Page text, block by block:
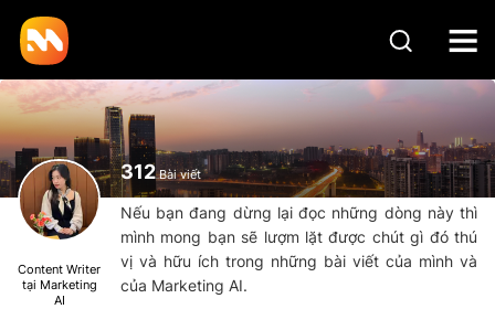
Content Writer
tại Marketing
AI
312Bài viết
Nếu bạn đang dừng lại đọc những dòng này thì
mình mong bạn sẽ lượm lặt được chút gì đó thú
vị và hữu ích trong những bài viết của mình và
của Marketing AI.